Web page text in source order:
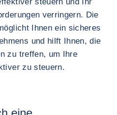
verringern. Die
Ihnen ein sicheres
und hilft Ihnen, die
zu treffen, um Ihre
zu steuern.